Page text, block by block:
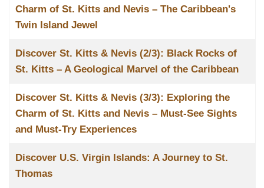
Charm of St. Kitts and Nevis – The Caribbean's
Twin Island Jewel
Discover St. Kitts & Nevis (2/3): Black Rocks of
St. Kitts – A Geological Marvel of the Caribbean
Discover St. Kitts & Nevis (3/3): Exploring the
Charm of St. Kitts and Nevis – Must-See Sights
and Must-Try Experiences
Discover U.S. Virgin Islands: A Journey to St.
Thomas